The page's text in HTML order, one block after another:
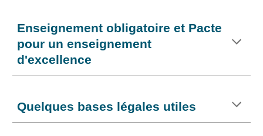
Enseignement obligatoire et Pacte
pour un enseignement
d'excellence
Quelques bases légales utiles